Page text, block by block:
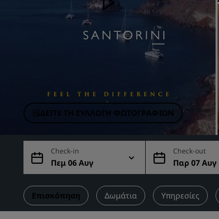
Συνεργαζόμενες επωνυμίες στην Κίνα
ΔΕΊΤΕ ΤΗ ΣΥΛΛΟΓΉ ΦΩΤΟΓΡΑΦΙΏΝ
Check-in
Πεμ 06 Αυγ
Check-out
Παρ 07 Αυγ
Επισκόπηση Δωμάτια Υπηρεσίες